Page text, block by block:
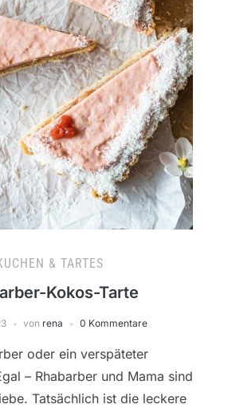
& TARTES
Kokos-Tarte
von rena 0 Kommentare
oder ein verspäteter
– Rhabarber und Mama sind
Tatsächlich ist die leckere